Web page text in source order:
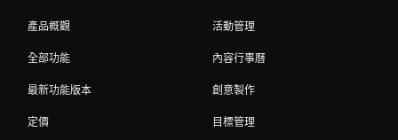
產品概觀
全部功能
最新功能版本
定價
活動管理
內容行事曆
創意製作
目標管理